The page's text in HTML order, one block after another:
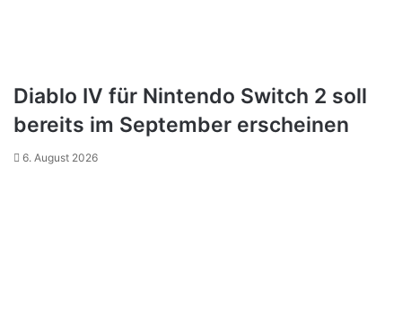
Diablo IV für Nintendo Switch 2 soll
bereits im September erscheinen
6. August 2026